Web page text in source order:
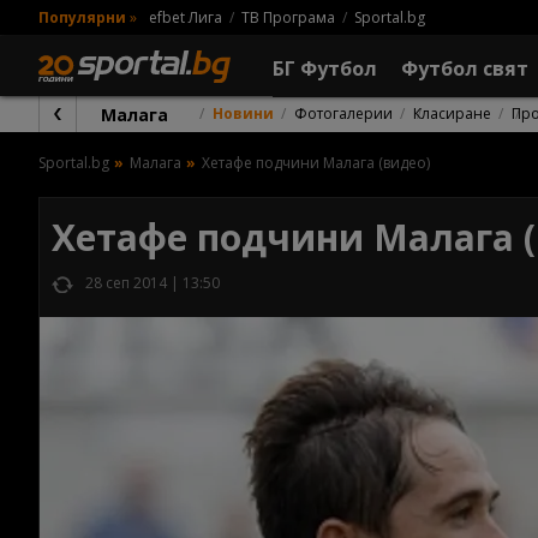
Популярни » efbet Лига ТВ Програма Sportal.bg
БГ Футбол Футбол свят
Малага Новини Фотогалерии Класиране
Sportal.bg Малага Хетафе подчини Малага (видео)
Хетафе подчини Малага
28 сеп 2014 | 13:50